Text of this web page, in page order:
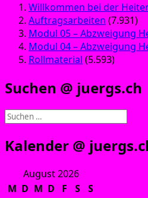
Willkommen bei der
Auftragsarbeiten (7.931)
Modul 05 – Abzweigung
Modul 04 – Abzweigung
Rollmaterial (5.593)
Suchen @ juergs.ch
Suchen
Kalender @
August 2026
M D M D F S
S